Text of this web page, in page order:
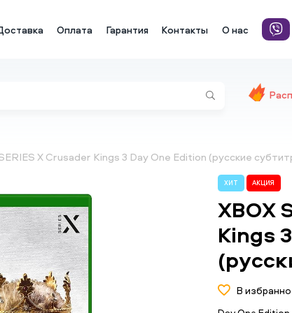
Оплата Гарантия Контакты О нас
X Crusader Kings 3 Day One Edition (русские
ХИТ АКЦИЯ
XBOX
Kings
В